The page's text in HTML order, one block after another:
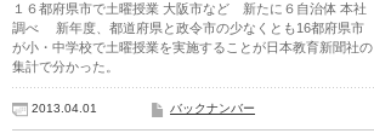
１６都府県市で土曜授業 大阪市など 新たに６自治体 本社
調べ 新年度、都道府県と政令市の少なくとも16都府県市
が小・中学校で土曜授業を実施することが日本教育新聞社の
集計で分かった。
2013.04.01 バックナンバー